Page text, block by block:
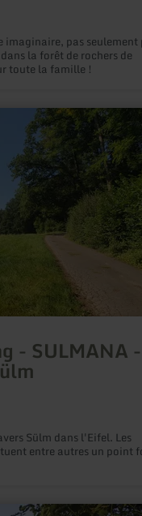
imaginaire, pas seulement
la forêt de rochers de
toute la famille !
- SULMANA -
Sülm dans l'Eifel. Les
entre autres un point